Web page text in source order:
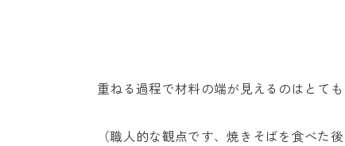
重ねる過程で材料の端が見えるのはとても
（職人的な観点です、焼きそばを食べた